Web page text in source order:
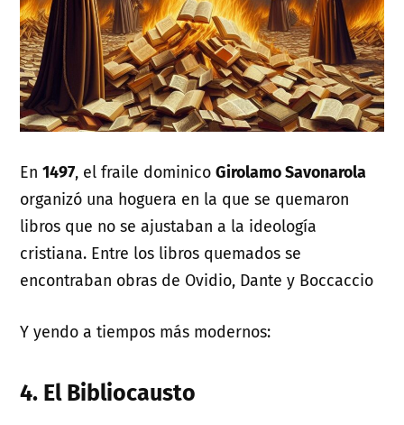
En1497, el fraile dominicoGirolamo Savonarola
organizó una hoguera en la que se quemaron
libros que no se ajustaban a la ideología
cristiana. Entre los libros quemados se
encontraban obras de Ovidio, Dante y Boccaccio
Y yendo a tiempos más modernos:
4. El Bibliocausto